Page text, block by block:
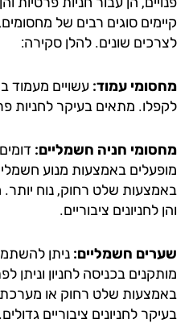
סוגים רבים של מחסומים,
שונים. להלן סקירה:
עמוד:עשויים מעמוד ברזל
מתאים בעיקר לחניות פרטיות
חניה חשמליים:דומים
באמצעות מנוע חשמלי.
שלט רחוק, נוח יותר.
לחניונים ציבוריים.
חשמליים:ניתן להשתמש
בכניסה לחניון וניתן לפתוח
שלט רחוק או מערכת
לחניונים ציבוריים גדולים.